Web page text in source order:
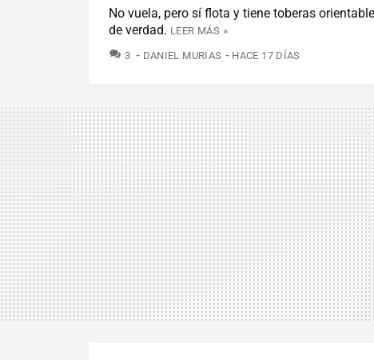
No vuela, pero sí flota y tiene toberas
de verdad. LEER MÁS »
3 COMENTARIOS
DANIEL MURIAS HACE 17 DÍAS